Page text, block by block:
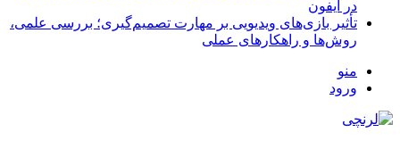
در آیفون
تأثیر بازی‌های ویدیویی بر مهارت تصمیم‌گیری؛ بررسی علمی،
روش‌ها و راهکارهای عملی
منو
ورود